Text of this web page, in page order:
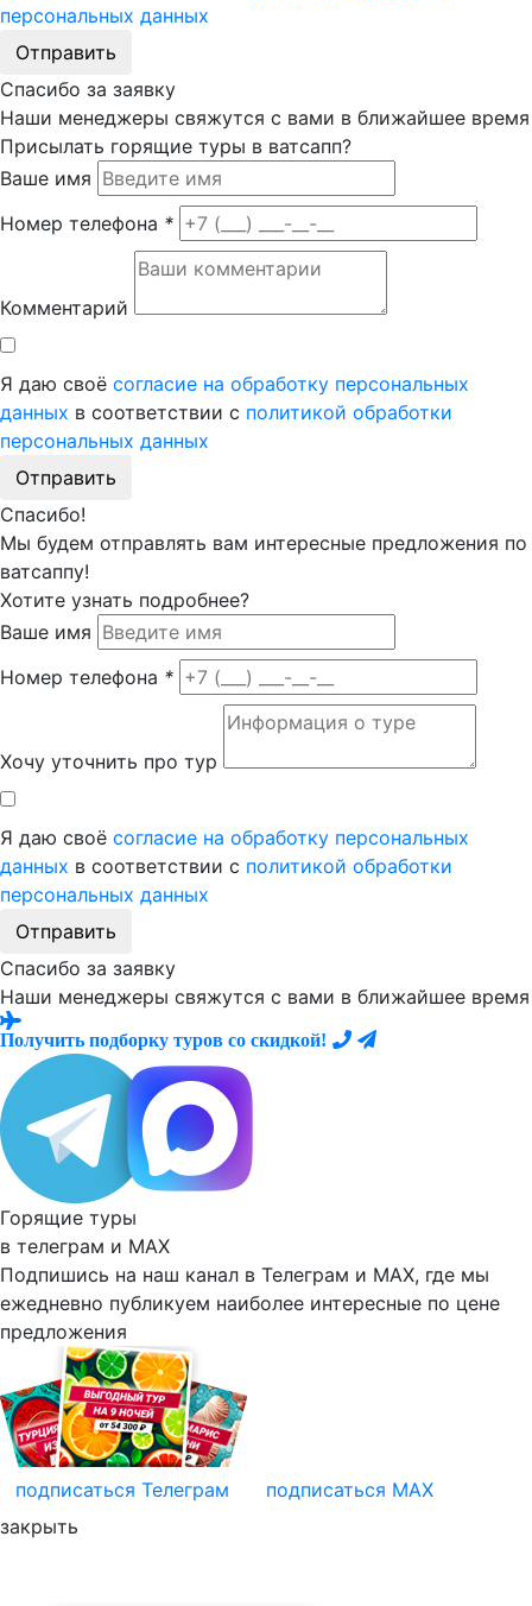
персональных данных
Отправить
Спасибо за заявку
Наши менеджеры свяжутся с вами в ближайшее время
Присылать горящие туры в ватсапп?
Ваше имя
Номер телефона *
Комментарий
Я даю своё согласие на обработку персональных
данных в соответствии с политикой обработки
персональных данных
Отправить
Спасибо!
Мы будем отправлять вам интересные предложения по
ватсаппу!
Хотите узнать подробнее?
Ваше имя
Номер телефона *
Хочу уточнить про тур
Я даю своё согласие на обработку персональных
данных в соответствии с политикой обработки
персональных данных
Отправить
Спасибо за заявку
Наши менеджеры свяжутся с вами в ближайшее время
Получить подборку туров со скидкой!
Горящие туры
в телеграм и MAX
Подпишись на наш канал в Телеграм и MAX, где мы
ежедневно публикуем наиболее интересные по цене
предложения
подписаться Телеграм подписаться MAX
закрыть